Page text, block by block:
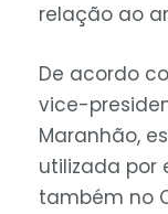
relação ao
De acordo
vice-
Maranhão,
utilizada por
também no